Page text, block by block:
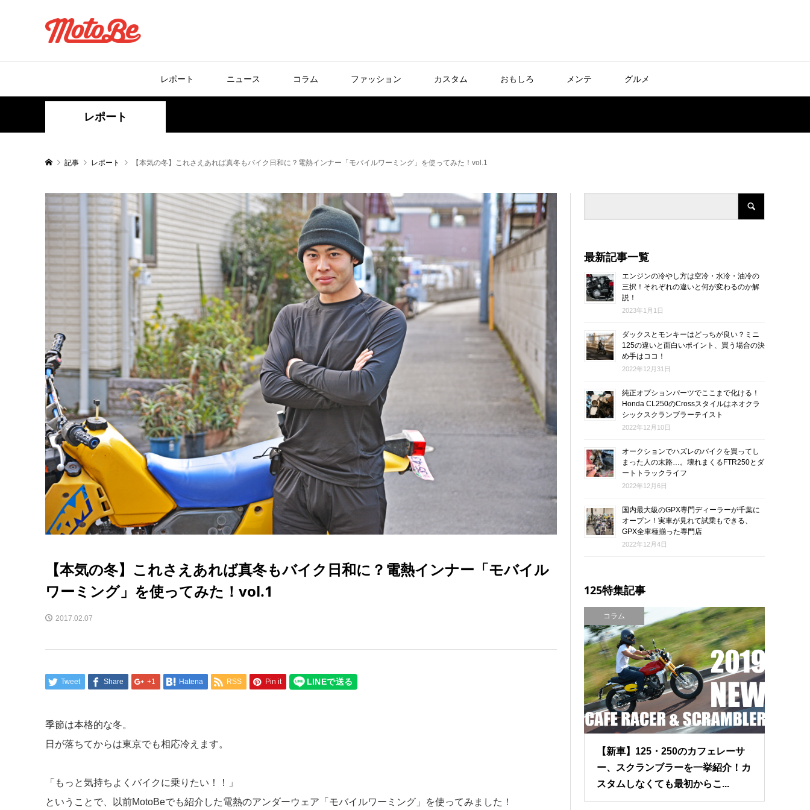
レポート ニュース コラム ファッション カスタム おもしろ メンテ グルメ
レポート
記事 レポート 【本気の冬】これさえあれば真冬もバイク日和に？電熱インナー「モバイルワーミング」を使ってみた！vol.1
【本気の冬】これさえあれば真冬もバイク日和に？電熱インナー「モバイル
ワーミング」を使ってみた！vol.1
2017.02.07
Tweet Share +1 Hatena RSS Pin it
季節は本格的な冬。
日が落ちてからは東京でも相応冷えます。
「もっと気持ちよくバイクに乗りたい！！」
ということで、以前MotoBeでも紹介した電熱のアンダーウェア「モバイルワーミング」を使ってみました！
最新記事一覧
エンジンの冷やし方は空冷・水冷・油冷の
三択！それぞれの違いと何が変わるのか解
説！
2023年1月1日
ダックスとモンキーはどっちが良い？ミニ
125の違いと面白いポイント、買う場合の決
め手はココ！
2022年12月31日
純正オプションパーツでここまで化ける！
Honda CL250のCrossスタイルはネオクラ
シックスクランブラーテイスト
2022年12月10日
オークションでハズレのバイクを買ってし
まった人の末路…。壊れまくるFTR250とダ
ートトラックライフ
2022年12月6日
国内最大級のGPX専門ディーラーが千葉に
オープン！実車が見れて試乗もできる、
GPX全車種揃った専門店
2022年12月4日
125特集記事
コラム
【新車】125・250のカフェレーサ
ー、スクランブラーを一挙紹介！カ
スタムしなくても最初からこ...